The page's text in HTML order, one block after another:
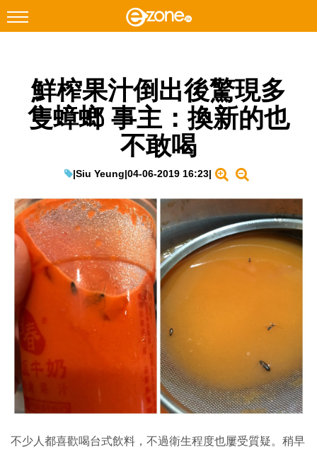
Facebook Instagram
科技焦點
教學評測
EduTech
IT Times
生成式AI與雲端應用
Enterprise Digital Transformation
特集
鮮榨果汁倒出後驚現多
隻蟑螂 事主：換新的也
不敢喝
|Siu Yeung|04-06-2019 16:23|
不少人都喜歡喝台式飲料，不過衛生程度也屢受質疑。稍早